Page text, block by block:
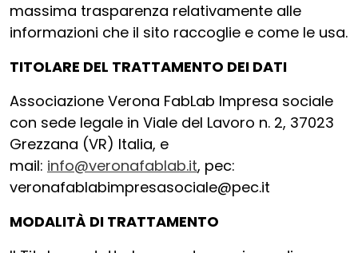
massima trasparenza relativamente alle
informazioni che il sito raccoglie e come le usa.
TITOLARE DEL TRATTAMENTO DEI DATI
Associazione Verona FabLab Impresa sociale
con sede legale in Viale del Lavoro n. 2, 37023
Grezzana (VR) Italia, e
mail: info@veronafablab.it, pec:
veronafablabimpresasociale@pec.it
MODALITÀ DI TRATTAMENTO